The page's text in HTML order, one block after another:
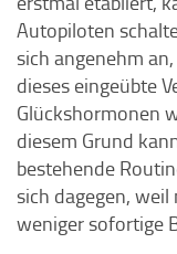
Autopiloten
sich angenehm
dieses eingeübte
Glückshormonen
diesem Grund
bestehende
sich dagegen,
weniger sofortige